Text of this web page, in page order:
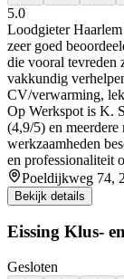
5.0
Loodgieter
zeer goed
die vooral tevreden
vakkundig
CV/verwarming,
Op Werkspot is K.
(4,9/5) en
werkzaamheden
en professionaliteit
Poeldijkweg 74,
Bekijk details
Eissing Klus-
Gesloten